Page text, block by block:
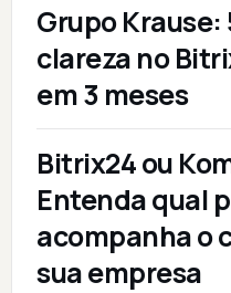
Grupo Krause:
clareza no
em 3 meses
Bitrix24 ou
Entenda qual
acompanha o
sua empresa